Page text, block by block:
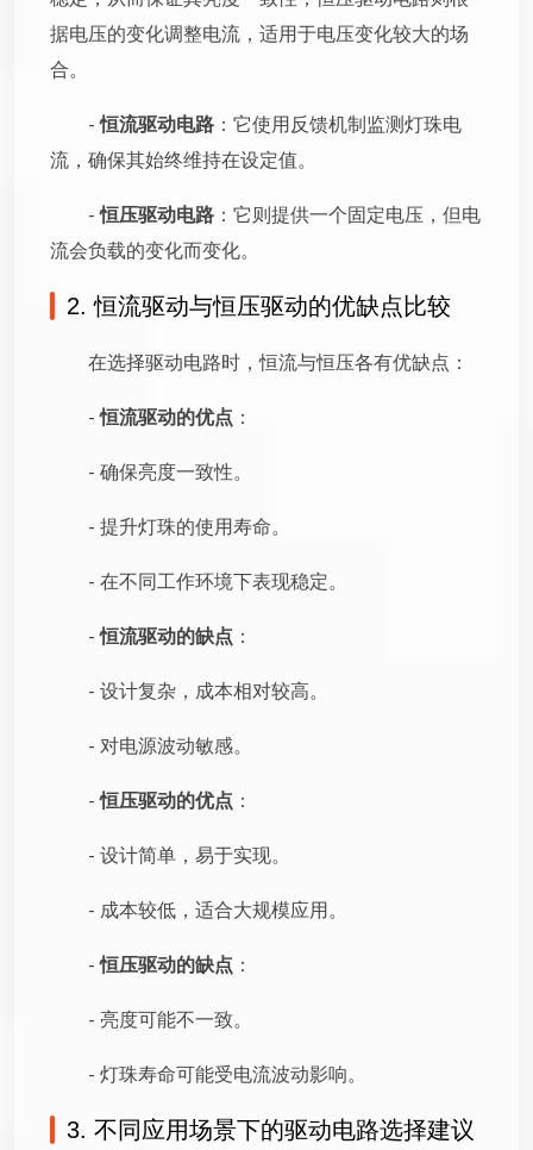
据电压的变化调整电流，适用于电压变化较大的场
合。
-恒流驱动电路 ：它使用反馈机制监测灯珠电
流，确保其始终维持在设定值。
-恒压驱动电路 ：它则提供一个固定电压，但电
流会负载的变化而变化。
2. 恒流驱动与恒压驱动的优缺点比较
在选择驱动电路时，恒流与恒压各有优缺点：
-恒流驱动的优点 ：
- 确保亮度一致性。
- 提升灯珠的使用寿命。
- 在不同工作环境下表现稳定。
-恒流驱动的缺点 ：
- 设计复杂，成本相对较高。
- 对电源波动敏感。
-恒压驱动的优点 ：
- 设计简单，易于实现。
- 成本较低，适合大规模应用。
-恒压驱动的缺点 ：
- 亮度可能不一致。
- 灯珠寿命可能受电流波动影响。
3. 不同应用场景下的驱动电路选择建议